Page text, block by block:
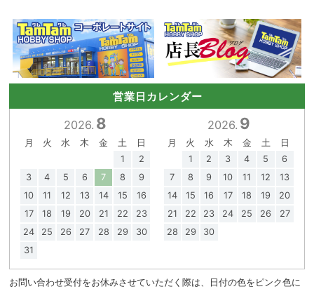
営業日カレンダー
2026. 8
月 火 水 木 金 土
日
1
2
3
4 5 6 7 8
9
10
11 12 13 14 15
16
17
18 19 20 21 22
23
24
25 26 27 28 29
30
31
2026. 9
月 火 水 木 金 土
日
1
2 3 4 5
6
7
8 9 10 11 12
13
14
15 16 17 18 19
20
21
22 23 24 25 26
27
28
29 30
お問い合わせ受付をお休みさせていただく際は、日付の色をピンク色に